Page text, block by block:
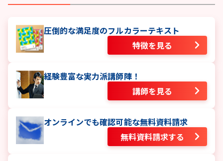
圧倒的な満足度のフルカラーテキスト
特徴を見る
経験豊富な実力派講師陣！
講師を見る
オンラインでも確認可能な無料資料請求
無料資料請求する